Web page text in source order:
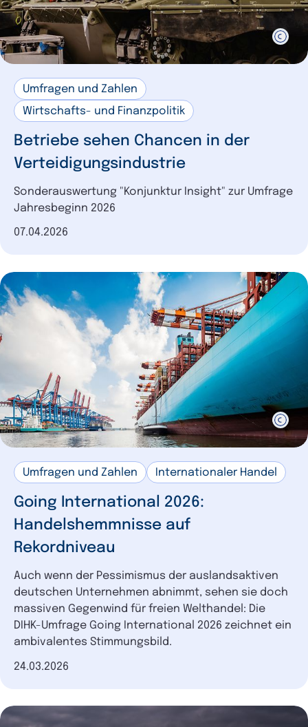
Umfragen und Zahlen
Wirtschafts- und Finanzpolitik
Betriebe sehen Chancen in der
Verteidigungsindustrie
Sonderauswertung "Konjunktur Insight" zur Umfrage
Jahresbeginn 2026
Datum der Veröffentlichung
07.04.2026
Umfragen und Zahlen Internationaler Handel
Going International 2026:
Handelshemmnisse auf
Rekordniveau
Auch wenn der Pessimismus der auslandsaktiven
deutschen Unternehmen abnimmt, sehen sie doch
massiven Gegenwind für freien Welthandel: Die
DIHK-Umfrage Going International 2026 zeichnet ein
ambivalentes Stimmungsbild.
Datum der Veröffentlichung
24.03.2026